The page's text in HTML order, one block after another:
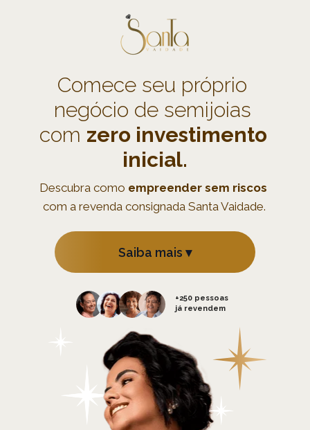
Comece seu próprio
negócio de semijoias
com zero investimento
inicial.
Descubra como
com a revenda consignada Santa Vaidade.
Saiba mais ▾
+250 pessoas
já revendem